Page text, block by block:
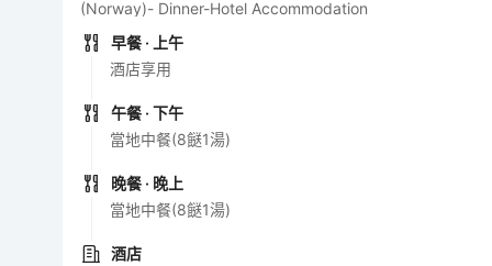
(Norway)- Dinner-Hotel Accommodation
早餐 · 上午
酒店享用
午餐 · 下午
當地中餐(8餸1湯)
晚餐 · 晚上
當地中餐(8餸1湯)
酒店